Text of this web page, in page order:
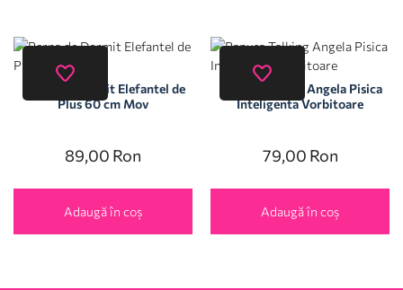
Perna de Dormit Elefantel de
Plus 60 cm Mov
89,00 Ron
Adaugă în coș
Papusa Talking Angela Pisica
Inteligenta Vorbitoare
79,00 Ron
Adaugă în coș